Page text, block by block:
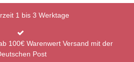
1 bis 3 Werktage
100€ Warenwert Versand mit der
Post